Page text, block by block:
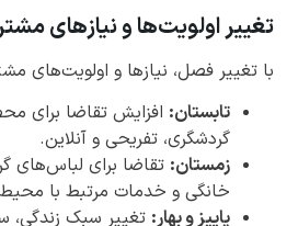
تغییر اولویت‌ها و نیازهای
با تغییر فصل، نیازها و اولویت‌های
تابستان: افزایش تقاضا برای
گردشگری، تفریحی و آنلاین.
زمستان: تقاضا برای لباس‌های
خانگی و خدمات مرتبط با
پاییز و بهار: تغییر سبک زندگی،